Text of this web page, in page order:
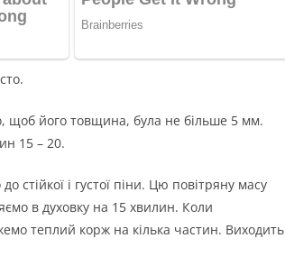
щоб його товщина, була не більше 5 мм.
15 – 20.
стійкої і густої піни. Цю повітряну масу
в духовку на 15 хвилин. Коли
теплий корж на кілька частин. Виходить